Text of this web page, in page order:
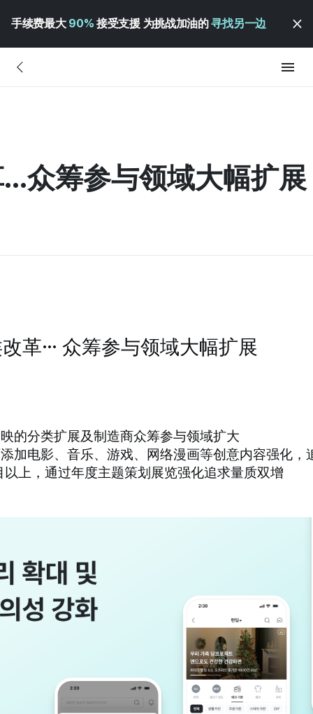
手续费最大 90% 接受支援 为挑战加油的寻找另一边
众筹参与领域大幅扩展
革… 众筹参与领域大幅扩展
的分类扩展及制造商众筹参与领域扩大
加电影、音乐、游戏、网络漫画等创意内容强化，
上，通过年度主题策划展览强化追求量质双增